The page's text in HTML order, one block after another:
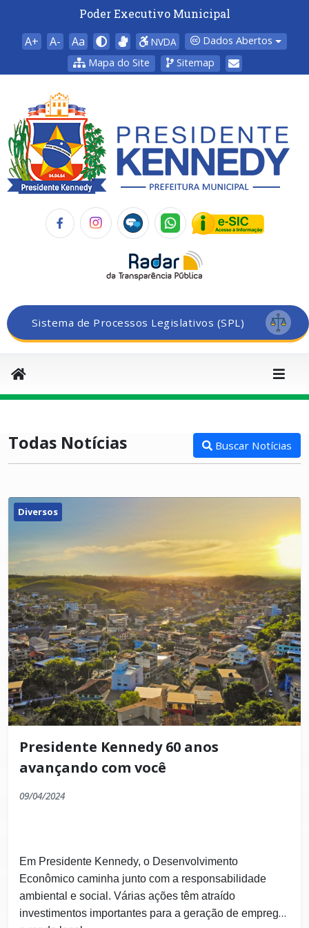
Poder Executivo Municipal
A+ A- Aa NVDA
Dados Abertos
Mapa do Site
Sitemap
Sistema de Processos Legislativos (SPL)
Todas Notícias Buscar Notícias
Diversos
Presidente Kennedy 60 anos
avançando com você
09/04/2024
Em Presidente Kennedy, o Desenvolvimento
Econômico caminha junto com a responsabilidade
ambiental e social. Várias ações têm atraído
investimentos importantes para a geração de emprego